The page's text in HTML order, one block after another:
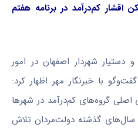
اقشار کم‌درآمد در برنامه هفتم
دستیار شهردار اصفهان در امور
با خبرنگار مهر اظهار کرد:
گروه‌های کم‌درآمد در شهرها
گذشته دولت‌مردان تلاش